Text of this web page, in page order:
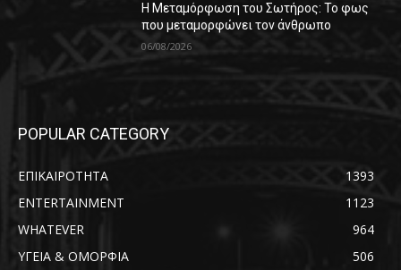
Η Μεταμόρφωση του Σωτήρος: Το φως
που μεταμορφώνει τον άνθρωπο
06/08/2026
POPULAR CATEGORY
ΕΠΙΚΑΙΡΟΤΗΤΑ
1393
ENTERTAINMENT
1123
WHATEVER
964
ΥΓΕΙΑ & ΟΜΟΡΦΙΑ
506